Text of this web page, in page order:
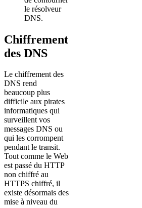
le résolveur
DNS.
Chiffrement
des DNS
Le chiffrement des
DNS rend
beaucoup plus
difficile aux pirates
informatiques qui
surveillent vos
messages DNS ou
qui les corrompent
pendant le transit.
Tout comme le Web
est passé du HTTP
non chiffré au
HTTPS chiffré, il
existe désormais des
mise à niveau du